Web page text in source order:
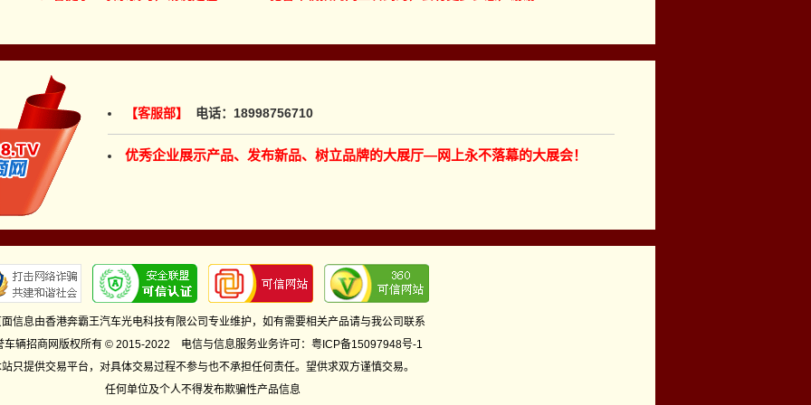
【客服部】 电话：18998756710
优秀企业展示产品、发布新品、树立品牌的大展厅—网上永不落幕的大展会！
信息由香港奔霸王汽车光电科技有限公司专业维护，如有需要相关产品请与我公司联系
车辆招商网版权所有 © 2015-2022 电信与信息服务业务许可： 粤ICP备15097948号-1
只提供交易平台，对具体交易过程不参与也不承担任何责任。望供求双方谨慎交易。
任何单位及个人不得发布欺骗性产品信息